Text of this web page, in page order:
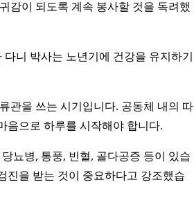
감이 되도록 계속 봉사할 것을 독려했
니 박사는 노년기에 건강을 유지하기
관을 쓰는 시기입니다. 공동체 내의 따
음으로 하루를 시작해야 합니다.
뇨병, 통풍, 빈혈, 골다공증 등이 있습
진을 받는 것이 중요하다고 강조했습